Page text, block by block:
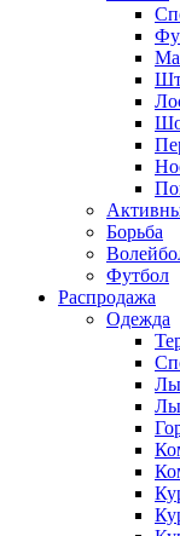
Борьба
Футбол
Распродажа
Одежда